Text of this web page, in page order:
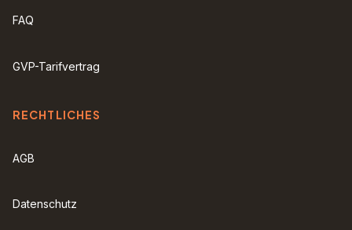
FAQ
GVP-Tarifvertrag
RECHTLICHES
AGB
Datenschutz